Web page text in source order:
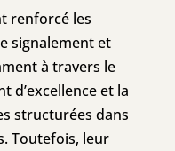
renforcé les
signalement et
à travers le
d’excellence et la
structurées dans
Toutefois, leur